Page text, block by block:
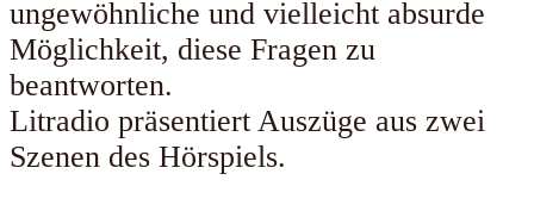
ungewöhnliche und vielleicht absurde
Möglichkeit, diese Fragen zu
beantworten.
Litradio präsentiert Auszüge aus zwei
Szenen des Hörspiels.